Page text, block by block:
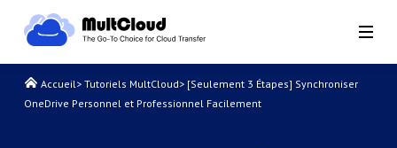
Accueil> Tutoriels MultCloud> [Seulement 3 Étapes] Synchroniser
OneDrive Personnel et Professionnel Facilement